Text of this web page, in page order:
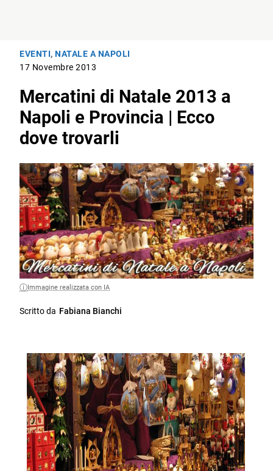
EVENTI,NATALE A NAPOLI
17 Novembre 2013
Mercatini di Natale 2013 a
Napoli e Provincia | Ecco
dove trovarli
Immagine realizzata con IA
Scritto da Fabiana Bianchi